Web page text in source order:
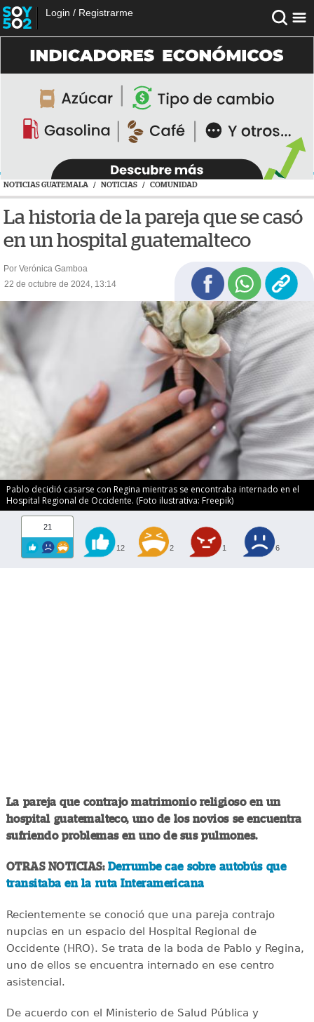
Login / Registrarme
NOTICIAS GUATEMALA / NOTICIAS / COMUNIDAD
La historia de la pareja que se casó
en un hospital guatemalteco
Por Verónica Gamboa
22 de octubre de 2024, 13:14
Pablo decidió casarse con Regina mientras se encontraba internado en el
Hospital Regional de Occidente. (Foto ilustrativa: Freepik)
21
12 2 1 6
La pareja que contrajo matrimonio religioso en un
hospital guatemalteco, uno de los novios se encuentra
sufriendo problemas en uno de sus pulmones.
OTRAS NOTICIAS: Derrumbe cae sobre autobús que
transitaba en la ruta Interamericana
Recientemente se conoció que una pareja contrajo
nupcias en un espacio del Hospital Regional de
Occidente (HRO). Se trata de la boda de Pablo y Regina,
uno de ellos se encuentra internado en ese centro
asistencial.
De acuerdo con el Ministerio de Salud Pública y